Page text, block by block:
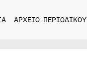
ΑΡΧΕΙΟ ΠΕΡΙΟΔΙΚΟΥ